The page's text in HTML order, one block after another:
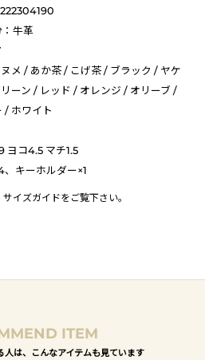
：牛革
メ / あか茶 / こげ茶 / ブラック / ヤケ
ーン / レッド / オレンジ / オリーブ /
/ ホワイト
ヨコ4.5 マチ1.5
、キーホルダー×1
サイズガイドをご覧下さい。
ITEM
人は、こんなアイテムも見ています